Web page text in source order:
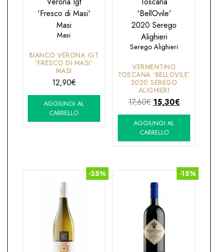
Masi
BIANCO VERONA IGT
‘FRESCO DI MASI’
MASI
12,90€
AGGIUNGI AL
CARRELLO
Serego Alighieri
VERMENTINO
TOSCANA ‘BELLOVILE’
2020 SEREGO
ALIGHIERI
17,60€ Il
prezzo
originale
era:
17,60€.
15,30€Il
prezzo
15,30€.
AGGIUNGI AL
CARRELLO
-25% -15%